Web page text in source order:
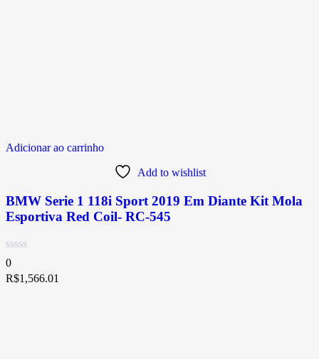
Adicionar ao carrinho
Add to wishlist
BMW Serie 1 118i Sport 2019 Em Diante Kit Mola
Esportiva Red Coil- RC-545
0
R$1,566.01